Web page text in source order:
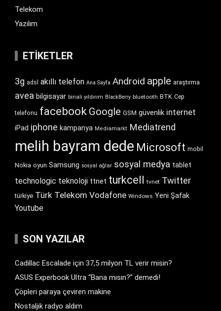
Telekom
Yazılım
ETIKETLER
3g adsl akıllı telefon Ana Sayfa Android apple araştırma
avea bilgisayar binali yıldırım BlackBerry bluetooth BTK Cep
telefonu facebook Google GSM güvenlik internet
iPad iphone kampanya Mediamarkt Mediatrend
melih bayram dede Microsoft mobil
Nokia oyun Samsung sosyal ağlar sosyal medya tablet
technologic teknoloji ttnet turkcell tvnet Twitter
türkiye Türk Telekom Vodafone Windows Yeni Şafak
Youtube
SON YAZILAR
Cadillac Escalade için 37,5 milyon TL verir misin?
ASUS Experbook Ultra “Bana mısın?” demedi!
Çöpleri paraya çeviren makine
Nostaljik radyo aldım